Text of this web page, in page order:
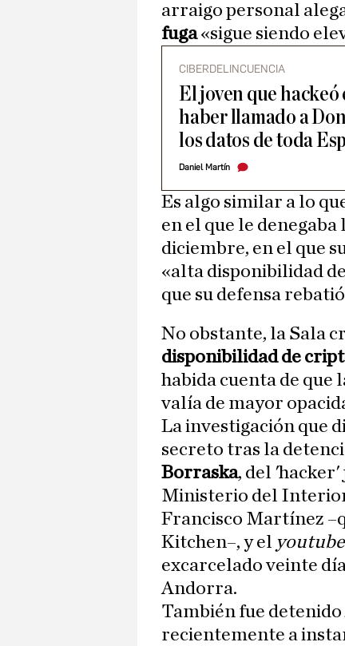
arraigo personal
fuga«sigue siendo
CIBERDELINCUENCIA
El joven que
haber llamado a
los datos de toda
Daniel Martín
Es algo similar a lo
en el que le
diciembre, en el que
«alta disponibilidad
que su defensa
No obstante, la Sala
disponibilidad de
habida cuenta de que
valía de mayor
La investigación que
secreto tras la
Borraska, del
Ministerio del
Francisco Martínez
Kitchen–, y el
excarcelado veinte
Andorra.
También fue detenido
recientemente a